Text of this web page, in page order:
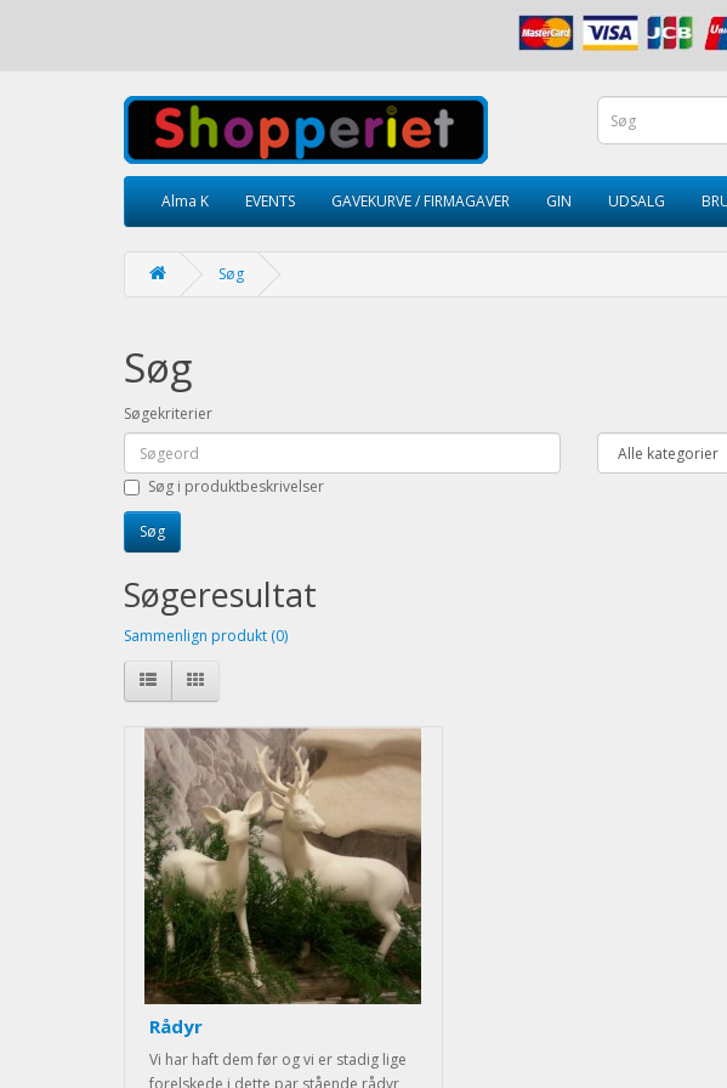
Alma K EVENTS GAVEKURVE / FIRMAGAVER GIN UDSALG
Søg
Søg
Søgekriterier
Søg i produktbeskrivelser
Søgeresultat
Sammenlign produkt (0)
Rådyr
Vi har haft dem før og vi er stadig lige
forelskede i dette par stående rådyr